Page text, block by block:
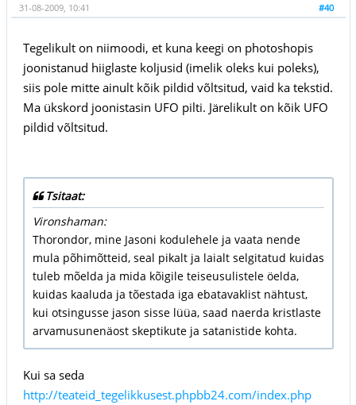
#40
31-08-2009, 10:41
Tegelikult on niimoodi, et kuna keegi on photoshopis
joonistanud hiiglaste koljusid (imelik oleks kui poleks),
siis pole mitte ainult kõik pildid võltsitud, vaid ka tekstid.
Ma ükskord joonistasin UFO pilti. Järelikult on kõik UFO
pildid võltsitud.
Tsitaat:
Vironshaman:
Thorondor, mine Jasoni kodulehele ja vaata nende
mula põhimõtteid, seal pikalt ja laialt selgitatud kuidas
tuleb mõelda ja mida kõigile teiseusulistele öelda,
kuidas kaaluda ja tõestada iga ebatavaklist nähtust,
kui otsingusse jason sisse lüüa, saad naerda kristlaste
arvamusunenäost skeptikute ja satanistide kohta.
Kui sa seda
http://teateid_tegelikkusest.phpbb24.com/index.php